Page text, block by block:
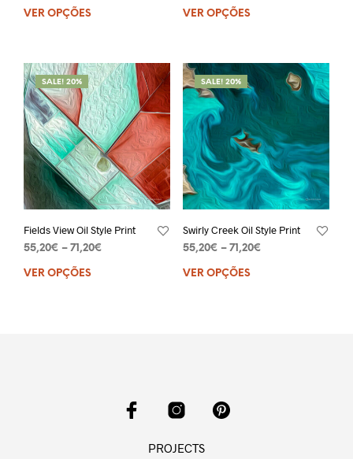
VER OPÇÕES VER OPÇÕES
SALE! 20%
Fields View Oil Style Print
55,20€ – 71,20€
VER OPÇÕES
SALE! 20%
Swirly Creek Oil Style Print
55,20€ – 71,20€
VER OPÇÕES
PROJECTS